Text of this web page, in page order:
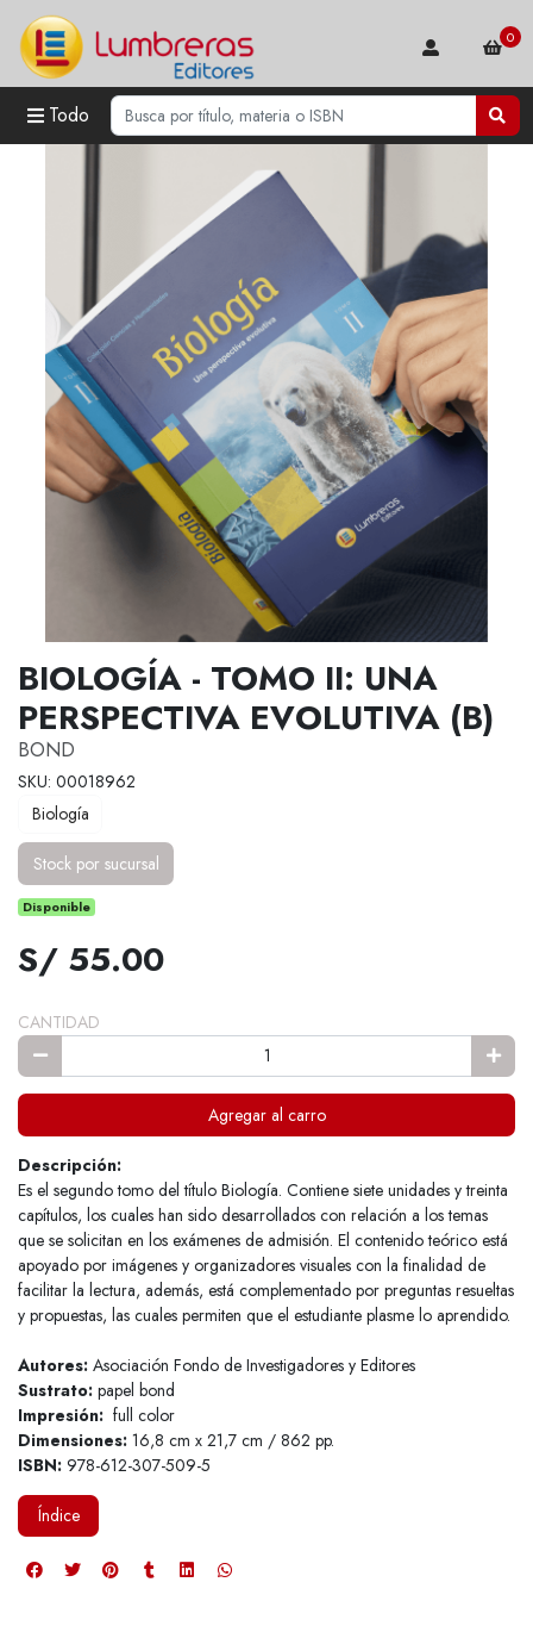
Todo
0
BIOLOGÍA - TOMO II: UNA
PERSPECTIVA EVOLUTIVA (B)
BOND
SKU: 00018962
Biología
Stock por sucursal
Disponible
S/ 55.00
CANTIDAD
Agregar al carro
Descripción:
Es el segundo tomo del título Biología. Contiene siete unidades y treinta
capítulos, los cuales han sido desarrollados con relación a los temas
que se solicitan en los exámenes de admisión. El contenido teórico está
apoyado por imágenes y organizadores visuales con la finalidad de
facilitar la lectura, además, está complementado por preguntas resueltas
y propuestas, las cuales permiten que el estudiante plasme lo aprendido.
Autores: Asociación Fondo de Investigadores y Editores
Sustrato: papel bond
Impresión: full color
Dimensiones: 16,8 cm x 21,7 cm / 862 pp.
ISBN: 978-612-307-509-5
Índice